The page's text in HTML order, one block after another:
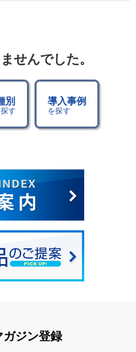
せんでした。
別
す
導入事例
を探す
ガジン登録